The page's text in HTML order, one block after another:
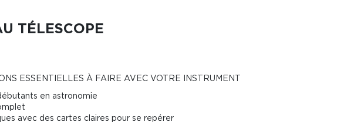
TÉLESCOPE
ESSENTIELLES À FAIRE AVEC VOTRE INSTRUMENT
en astronomie
avec des cartes claires pour se repérer